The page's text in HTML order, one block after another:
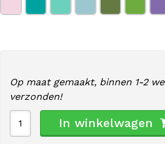
Op maat gemaakt, binnen 1-2
verzonden!
In winkelwagen